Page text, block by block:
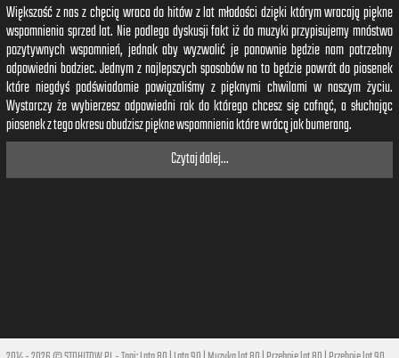
Większość z nas z chęcią wraca do hitów z lat młodości dzięki którym wracają piękne
wspomnienia sprzed lat. Nie podlega dyskusji fakt iż do muzyki przypisujemy mnóstwo
pozytywnych wspomnień, jednak aby wyzwolić je ponownie będzie nam potrzebny
odpowiedni bodziec. Jednym z najlepszych sposobów na to będzie powrót do piosenek
które niegdyś podświadomie powiązaliśmy z pięknymi chwilami w naszym życiu.
Wystarczy że wybierzesz odpowiedni rok do którego chcesz się cofnąć, a słuchając
piosenek z tego okresu obudzisz piękne wspomnienia które wrócą jak bumerang.
Czytaj dalej...